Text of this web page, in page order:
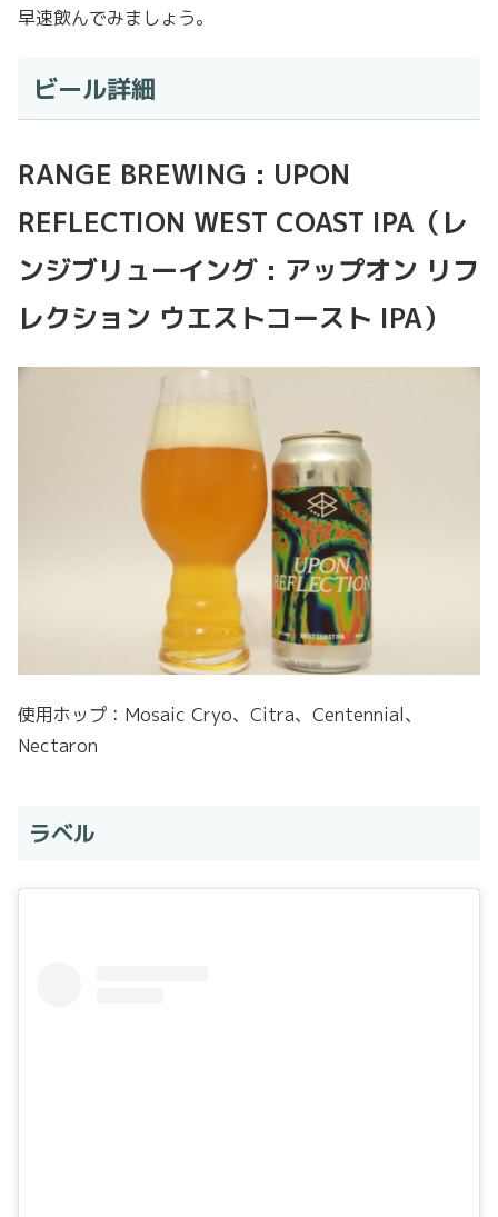
早速飲んでみましょう。
ビール詳細
RANGE BREWING : UPON
REFLECTION WEST COAST IPA（レ
ンジブリューイング : アップオン リフ
レクション ウエストコースト IPA）
使用ホップ：Mosaic Cryo、Citra、Centennial、
Nectaron
ラベル